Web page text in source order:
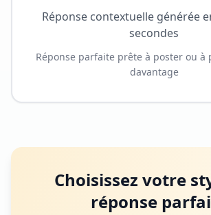
Réponse contextuelle générée
secondes
Réponse parfaite prête à poster ou à
davantage
Choisissez votre
réponse